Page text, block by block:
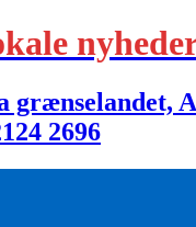
2696